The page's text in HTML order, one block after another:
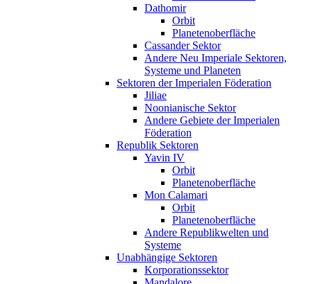
Dathomir
Orbit
Planetenoberfläche
Cassander Sektor
Andere Neu Imperiale Sektoren,
Systeme und Planeten
Sektoren der Imperialen Föderation
Jiliae
Noonianische Sektor
Andere Gebiete der Imperialen
Föderation
Republik Sektoren
Yavin IV
Orbit
Planetenoberfläche
Mon Calamari
Orbit
Planetenoberfläche
Andere Republikwelten und
Systeme
Unabhängige Sektoren
Korporationssektor